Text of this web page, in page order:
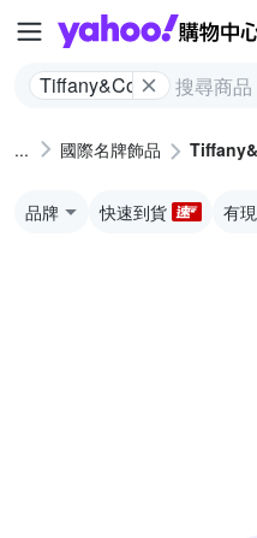
Tiffany&Co.
國際名牌飾品
品牌 快速到貨 有